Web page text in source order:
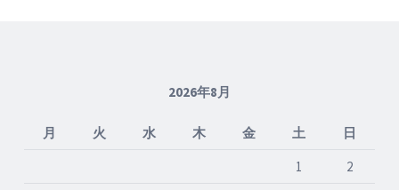
2026年8月
月 火 水 木 金 土
日
1
2